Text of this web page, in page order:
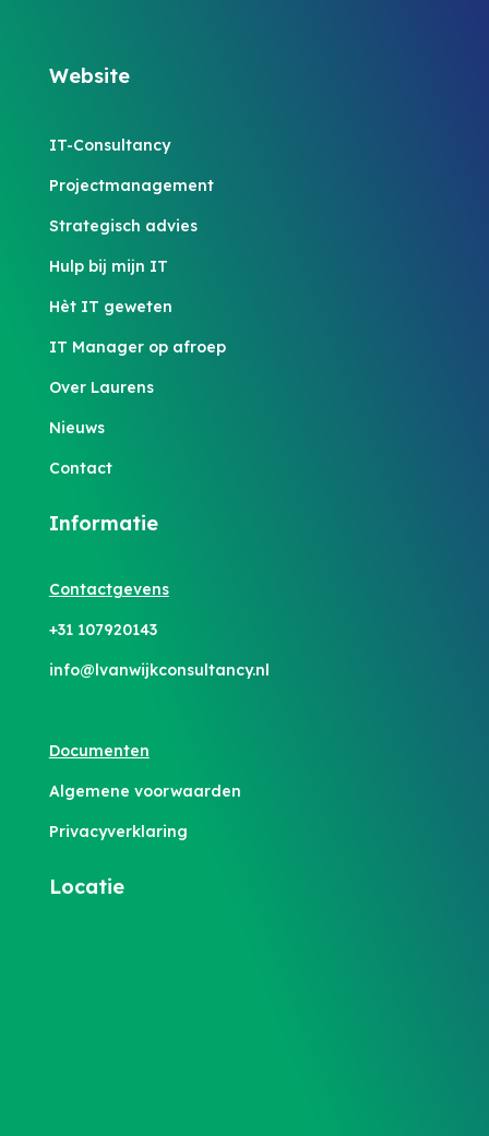
Website
IT-Consultancy
Projectmanagement
Strategisch advies
Hulp bij mijn IT
Hèt IT geweten
IT Manager op afroep
Over Laurens
Nieuws
Contact
Informatie
Contactgevens
+31 107920143
info@lvanwijkconsultancy.nl
Documenten
Algemene voorwaarden
Privacyverklaring
Locatie